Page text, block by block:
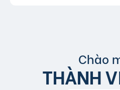
Chào
THÀNH